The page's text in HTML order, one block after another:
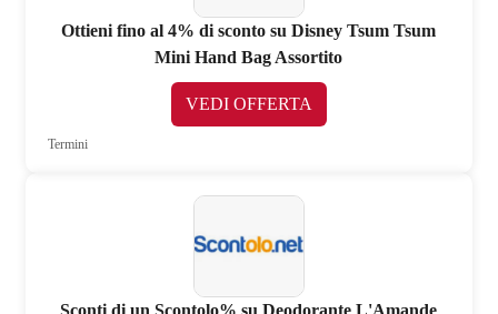
Ottieni fino al 4% di sconto su Disney Tsum Tsum
Mini Hand Bag Assortito
VEDI OFFERTA
Termini
Sconti di un Scontolo% su Deodorante L'Amande